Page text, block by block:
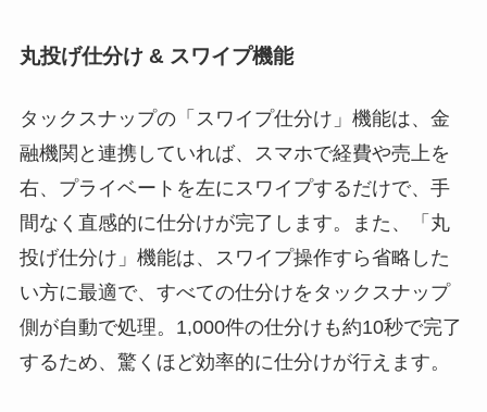
丸投げ仕分け & スワイプ機能
タックスナップの「スワイプ仕分け」機能は、金
融機関と連携していれば、スマホで経費や売上を
右、プライベートを左にスワイプするだけで、手
間なく直感的に仕分けが完了します。また、「丸
投げ仕分け」機能は、スワイプ操作すら省略した
い方に最適で、すべての仕分けをタックスナップ
側が自動で処理。1,000件の仕分けも約10秒で完了
するため、驚くほど効率的に仕分けが行えます。